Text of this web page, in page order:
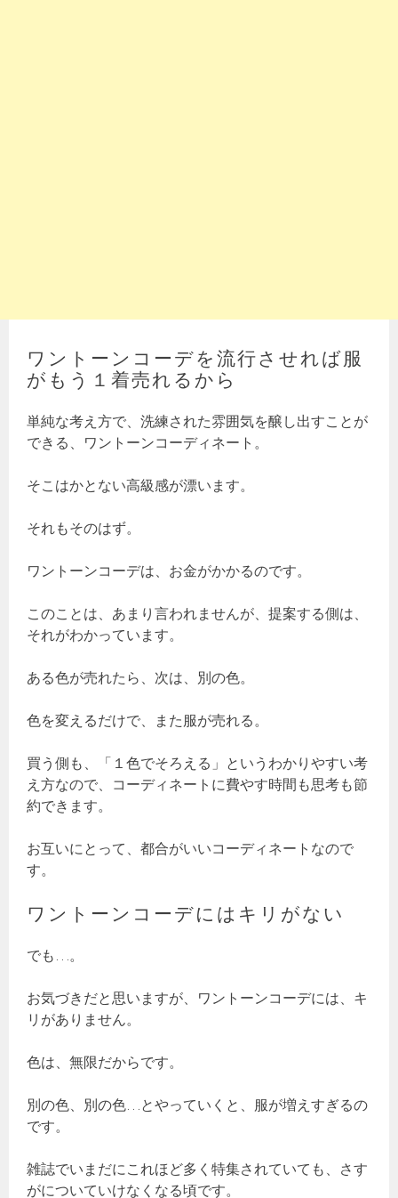
ワントーンコーデを流行させれば服
がもう１着売れるから
単純な考え方で、洗練された雰囲気を醸し出すことが
できる、ワントーンコーディネート。
そこはかとない高級感が漂います。
それもそのはず。
ワントーンコーデは、お金がかかるのです。
このことは、あまり言われませんが、提案する側は、
それがわかっています。
ある色が売れたら、次は、別の色。
色を変えるだけで、また服が売れる。
買う側も、「１色でそろえる」というわかりやすい考
え方なので、コーディネートに費やす時間も思考も節
約できます。
お互いにとって、都合がいいコーディネートなので
す。
ワントーンコーデにはキリがない
でも…。
お気づきだと思いますが、ワントーンコーデには、キ
リがありません。
色は、無限だからです。
別の色、別の色…とやっていくと、服が増えすぎるの
です。
雑誌でいまだにこれほど多く特集されていても、さす
がについていけなくなる頃です。